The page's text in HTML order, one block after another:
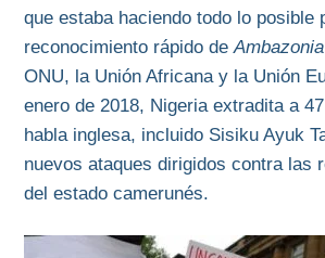
que estaba haciendo todo lo posible
reconocimiento rápido deAmbazonia
ONU, la Unión Africana y la Unión
enero de 2018, Nigeria extradita a
habla inglesa, incluido Sisiku Ayuk
nuevos ataques dirigidos contra las
del estado camerunés.